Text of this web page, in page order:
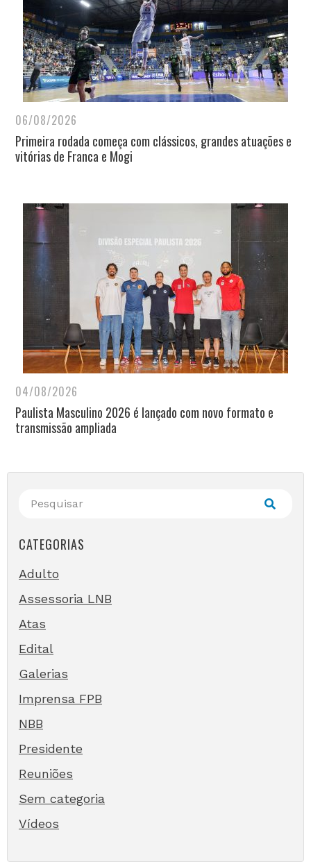
06/08/2026
Primeira rodada começa com clássicos, grandes atuações e
vitórias de Franca e Mogi
04/08/2026
Paulista Masculino 2026 é lançado com novo formato e
transmissão ampliada
CATEGORIAS
Adulto
Assessoria LNB
Atas
Edital
Galerias
Imprensa FPB
NBB
Presidente
Reuniões
Sem categoria
Vídeos